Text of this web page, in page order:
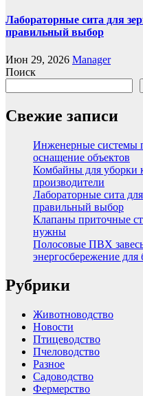
Лабораторные сита для
правильный выбор
Июн 29, 2026 Manager
Поиск
Свежие записи
Инженерные системы
оснащение объектов
Комбайны для уборки
производители
Лабораторные сита
правильный выбор
Клапаны приточные
нужны
Полосовые ПВХ
энергосбережение для
Рубрики
Животноводство
Новости
Птицеводство
Пчеловодство
Разное
Садоводство
Фермерство